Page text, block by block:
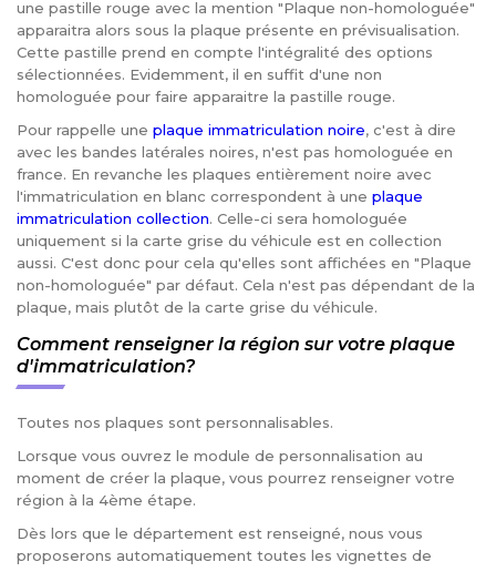
une pastille rouge avec la mention "Plaque non-homologuée"
apparaitra alors sous la plaque présente en prévisualisation.
Cette pastille prend en compte l'intégralité des options
sélectionnées. Evidemment, il en suffit d'une non
homologuée pour faire apparaitre la pastille rouge.
Pour rappelle une plaque immatriculation noire, c'est à dire
avec les bandes latérales noires, n'est pas homologuée en
france. En revanche les plaques entièrement noire avec
l'immatriculation en blanc correspondent à une plaque
immatriculation collection. Celle-ci sera homologuée
uniquement si la carte grise du véhicule est en collection
aussi. C'est donc pour cela qu'elles sont affichées en "Plaque
non-homologuée" par défaut. Cela n'est pas dépendant de la
plaque, mais plutôt de la carte grise du véhicule.
Comment renseigner la région sur votre plaque
d'immatriculation?
Toutes nos plaques sont personnalisables.
Lorsque vous ouvrez le module de personnalisation au
moment de créer la plaque, vous pourrez renseigner votre
région à la 4ème étape.
Dès lors que le département est renseigné, nous vous
proposerons automatiquement toutes les vignettes de